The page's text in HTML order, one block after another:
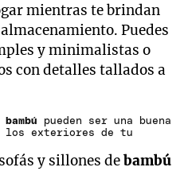
mientras te brindan
Puedes
y minimalistas o
con detalles tallados a
bambú pueden ser una buena
los exteriores de tu
y sillones debambú